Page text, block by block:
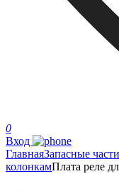
0
Вход
ГлавнаяЗапасные
колонкамПлата реле